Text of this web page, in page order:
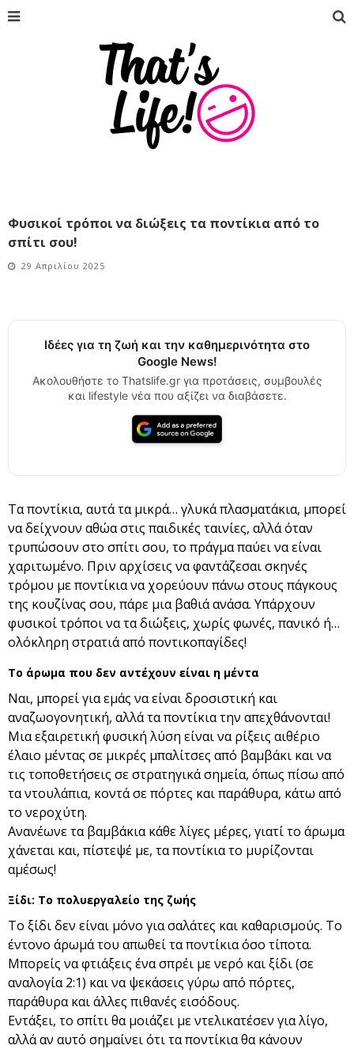
Φυσικοί τρόποι να διώξεις τα ποντίκια από το
σπίτι σου!
29 Απριλίου 2025
Ιδέες για τη ζωή και την καθημερινότητα στο
Google News!
Ακολουθήστε το Thatslife.gr για προτάσεις, συμβουλές
και lifestyle νέα που αξίζει να διαβάσετε.
Τα ποντίκια, αυτά τα μικρά… γλυκά πλασματάκια, μπορεί
να δείχνουν αθώα στις παιδικές ταινίες, αλλά όταν
τρυπώσουν στο σπίτι σου, το πράγμα παύει να είναι
χαριτωμένο. Πριν αρχίσεις να φαντάζεσαι σκηνές
τρόμου με ποντίκια να χορεύουν πάνω στους πάγκους
της κουζίνας σου, πάρε μια βαθιά ανάσα. Υπάρχουν
φυσικοί τρόποι να τα διώξεις, χωρίς φωνές, πανικό ή…
ολόκληρη στρατιά από ποντικοπαγίδες!
Το άρωμα που δεν αντέχουν είναι η μέντα
Ναι, μπορεί για εμάς να είναι δροσιστική και
αναζωογονητική, αλλά τα ποντίκια την απεχθάνονται!
Μια εξαιρετική φυσική λύση είναι να ρίξεις αιθέριο
έλαιο μέντας σε μικρές μπαλίτσες από βαμβάκι και να
τις τοποθετήσεις σε στρατηγικά σημεία, όπως πίσω από
τα ντουλάπια, κοντά σε πόρτες και παράθυρα, κάτω από
το νεροχύτη.
Ανανέωνε τα βαμβάκια κάθε λίγες μέρες, γιατί το άρωμα
χάνεται και, πίστεψέ με, τα ποντίκια το μυρίζονται
αμέσως!
Ξίδι: Το πολυεργαλείο της ζωής
Το ξίδι δεν είναι μόνο για σαλάτες και καθαρισμούς. Το
έντονο άρωμά του απωθεί τα ποντίκια όσο τίποτα.
Μπορείς να φτιάξεις ένα σπρέι με νερό και ξίδι (σε
αναλογία 2:1) και να ψεκάσεις γύρω από πόρτες,
παράθυρα και άλλες πιθανές εισόδους.
Εντάξει, το σπίτι θα μοιάζει με ντελικατέσεν για λίγο,
αλλά αν αυτό σημαίνει ότι τα ποντίκια θα κάνουν